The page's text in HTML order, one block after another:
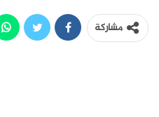
مشاركة